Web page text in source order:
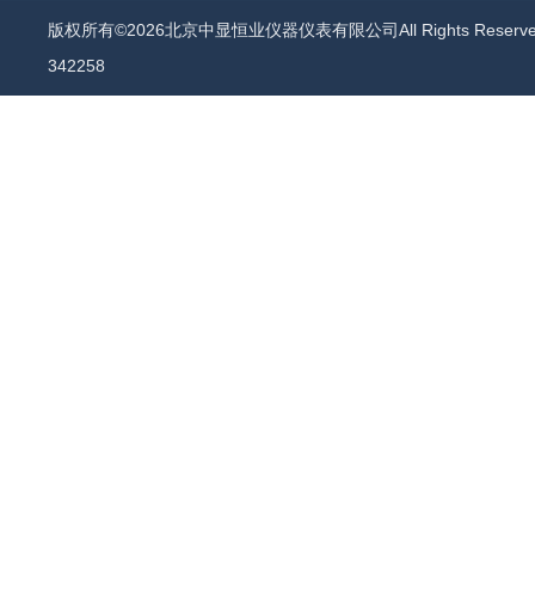
版权所有©2026北京中显恒业仪器仪表有限公司All Rights
342258